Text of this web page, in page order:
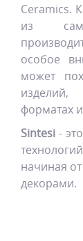
Ceramics.
из
особое
может
изделий,
форматах
Sintesi -
начиная
декорами.